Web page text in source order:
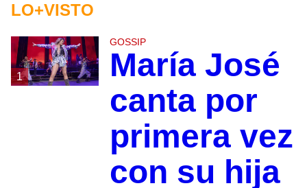
LO+VISTO
1
GOSSIP
María José
canta por
primera vez
con su hija